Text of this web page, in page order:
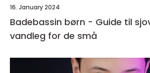
16. January 2024
Badebassin børn - Guide til
vandleg for de små